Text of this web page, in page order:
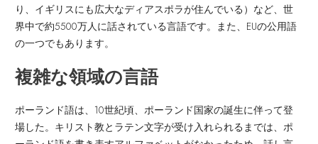
り、イギリスにも広大なディアスポラが住んでいる）など、世
界中で約5500万人に話されている言語です。また、EUの公用語
の一つでもあります。
複雑な領域の言語
ポーランド語は、10世紀頃、ポーランド国家の誕生に伴って登
場した。キリスト教とラテン文字が受け入れられるまでは、ポ